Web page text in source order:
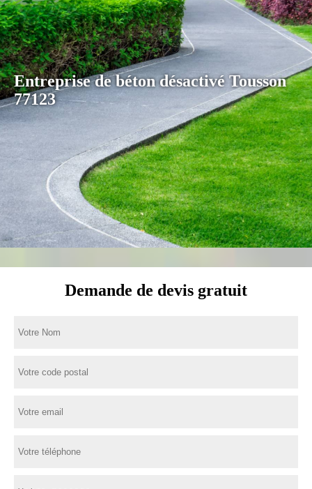
Entreprise de béton désactivé Tousson
77123
Demande de devis gratuit